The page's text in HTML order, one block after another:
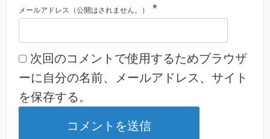
メールアドレス（公開はされません。） *
次回のコメントで使用するためブラウザ
ーに自分の名前、メールアドレス、サイト
を保存する。